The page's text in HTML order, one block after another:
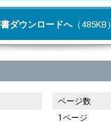
ダウンロードへ（485KB）
ページ数
1ページ